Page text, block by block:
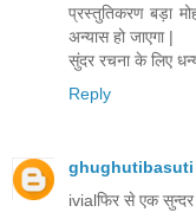
प्रस्तुतिकरण बड़ा
अन्यास हो जाएगा |
सुंदर रचना के लिए
Reply
ghughutibasuti
ivialफिर से एक सुन्दर